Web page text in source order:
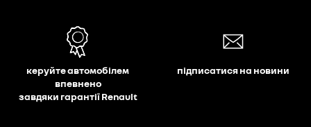
керуйте автомобілем
впевнено
завдяки гарантії Renault
підписатися на новини